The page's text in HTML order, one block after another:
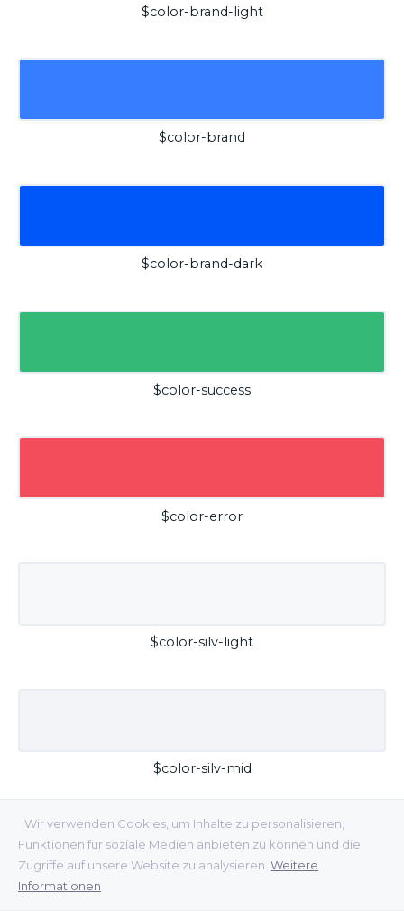
Wir verwenden Cookies, um Inhalte zu personalisieren,
Funktionen für soziale Medien anbieten zu können und die
Zugriffe auf unsere Website zu analysieren. Weitere
Informationen
$color-brand-light
$color-brand
$color-brand-dark
$color-success
$color-error
$color-silv-light
$color-silv-mid